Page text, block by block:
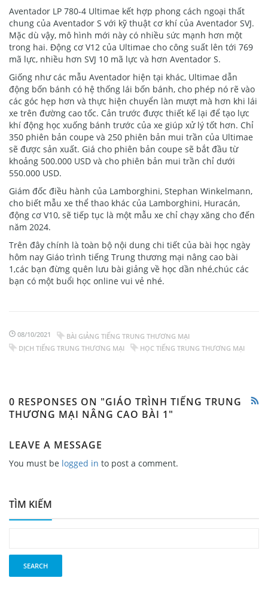
Aventador LP 780-4 Ultimae kết hợp phong cách ngoại thất
chung của Aventador S với kỹ thuật cơ khí của Aventador SVJ.
Mặc dù vậy, mô hình mới này có nhiều sức mạnh hơn một
trong hai. Động cơ V12 của Ultimae cho công suất lên tới 769
mã lực, nhiều hơn SVJ 10 mã lực và hơn Aventador S.
Giống như các mẫu Aventador hiện tại khác, Ultimae dẫn
động bốn bánh có hệ thống lái bốn bánh, cho phép nó rẽ vào
các góc hẹp hơn và thực hiện chuyển làn mượt mà hơn khi lái
xe trên đường cao tốc. Cản trước được thiết kế lại để tạo lực
khí động học xuống bánh trước của xe giúp xử lý tốt hơn. Chỉ
350 phiên bản coupe và 250 phiên bản mui trần của Ultimae
sẽ được sản xuất. Giá cho phiên bản coupe sẽ bắt đầu từ
khoảng 500.000 USD và cho phiên bản mui trần chỉ dưới
550.000 USD.
Giám đốc điều hành của Lamborghini, Stephan Winkelmann,
cho biết mẫu xe thể thao khác của Lamborghini, Huracán,
động cơ V10, sẽ tiếp tục là một mẫu xe chỉ chạy xăng cho đến
năm 2024.
Trên đây chính là toàn bộ nội dung chi tiết của bài học ngày
hôm nay Giáo trình tiếng Trung thương mại nâng cao bài
1,các bạn đừng quên lưu bài giảng về học dần nhé,chúc các
bạn có một buổi học online vui vẻ nhé.
08/10/2021
BÀI GIẢNG TIẾNG TRUNG THƯƠNG MẠI
DỊCH TIẾNG TRUNG THƯƠNG MẠI
HỌC TIẾNG TRUNG THƯƠNG MẠI
0 RESPONSES ON "GIÁO TRÌNH TIẾNG TRUNG
THƯƠNG MẠI NÂNG CAO BÀI 1"
LEAVE A MESSAGE
You must be logged in to post a comment.
TÌM KIẾM